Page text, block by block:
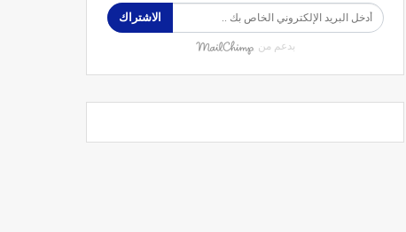
الاشتراك
بدعم من